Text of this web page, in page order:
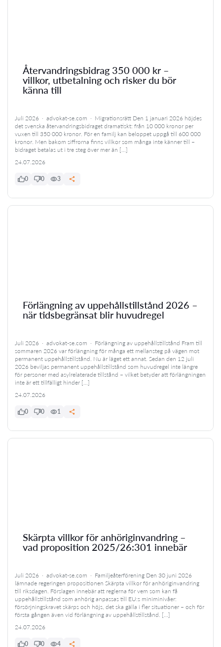
Återvandringsbidrag 350 000 kr –
villkor, utbetalning och risker du bör
känna till
Juli 2026 · advokat-se.com · Migrationsrätt Den 1 januari 2026 höjdes
det svenska återvandringsbidraget dramatiskt: från 10 000 kronor per
vuxen till 350 000 kronor. För en familj kan beloppet uppgå till 600 000
kronor. Men bakom siffrorna finns villkor som många inte känner till –
bidraget betalas ut i tre steg över mer än […]
24.07.2026
0 0 3
Förlängning av uppehållstillstånd 2026 –
när tidsbegränsat blir huvudregel
Juli 2026 · advokat-se.com · Förlängning av uppehållstillstånd Fram till
sommaren 2026 var förlängning för många ett mellansteg på vägen mot
permanent uppehållstillstånd. Nu är läget ett annat. Sedan den 12 juli
2026 beviljas permanent uppehållstillstånd som huvudregel inte längre
för personer med asylrelaterade tillstånd – vilket betyder att förlängningen
inte är ett tillfälligt hinder […]
24.07.2026
0 0 1
Skärpta villkor för anhöriginvandring –
vad proposition 2025/26:301 innebär
Juli 2026 · advokat-se.com · Familjeåterförening Den 30 juni 2026
lämnade regeringen propositionen Skärpta villkor för anhöriginvandring
till riksdagen. Förslagen innebär att reglerna för vem som kan få
uppehållstillstånd som anhörig anpassas till EU:s miniminivåer:
försörjningskravet skärps och höjs, det ska gälla i fler situationer – och för
första gången även vid förlängning av uppehållstillstånd. […]
24.07.2026
0 0 4